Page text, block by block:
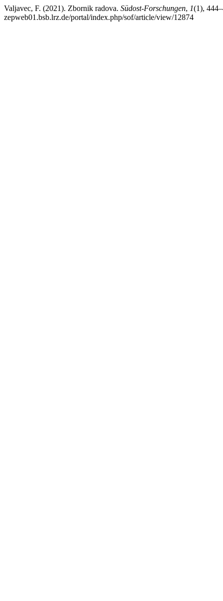
Valjavec, F. (2021). Zbornik radova. Südost-Forschungen, 1(1),
zepweb01.bsb.lrz.de/portal/index.php/sof/article/view/12874